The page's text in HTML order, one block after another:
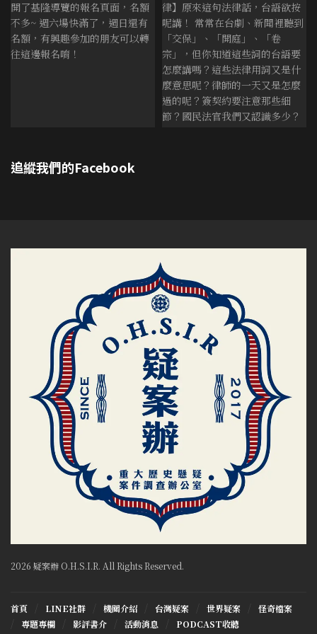
追縱我們的Facebook
2026 疑案辦 O.H.S.I.R. All Rights Reserved.
首頁 LINE社群 機關介紹 台灣疑案 世界疑案
怪奇檔案
專題專欄
影評書介 活動消息 PODCAST收聽